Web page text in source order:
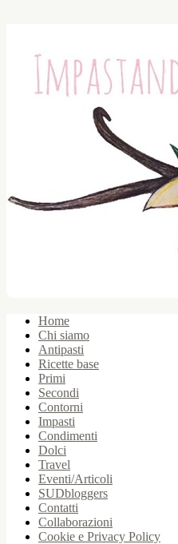
Home
Chi siamo
Antipasti
Ricette base
Primi
Secondi
Contorni
Impasti
Condimenti
Dolci
Travel
Eventi/Articoli
SUDbloggers
Contatti
Collaborazioni
Cookie e Privacy Policy